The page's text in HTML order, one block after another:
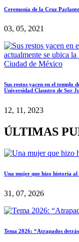
Ceremonia de la Cruz Parlante
03, 05, 2021
Sus restos yacen en el templo
Universidad Claustro de Sor
12, 11, 2023
ÚLTIMAS
Una mujer que hizo historia al
31, 07, 2026
Tema 2026: “Atrapados